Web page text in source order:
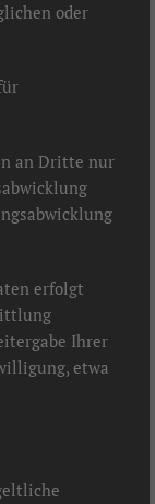
oder
an Dritte nur
erfolgt
Ihrer
etwa